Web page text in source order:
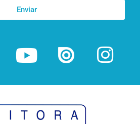
Enviar